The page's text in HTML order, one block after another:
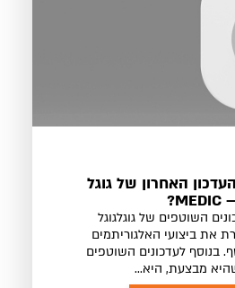
האחרון של גוגל
– MEDIC?
השוטפים של גוגלגוגל
את ביצועי האלגוריתמים
בנוסף לעדכונים השוטפים
מבצעת, היא...